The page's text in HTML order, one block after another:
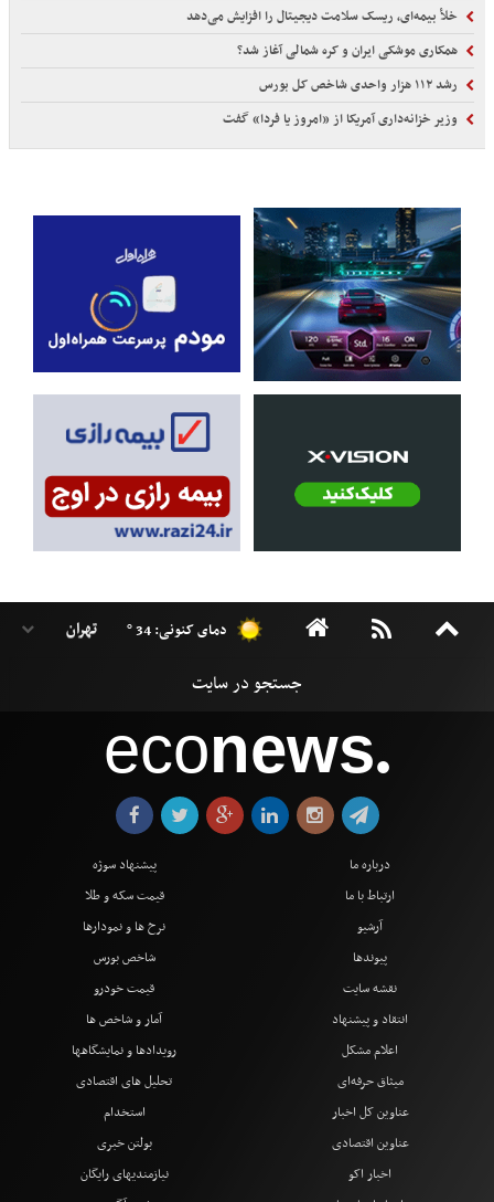
خلأ بیمه‌ای، ریسک سلامت دیجیتال را افزایش می‌دهد
همکاری موشکی ایران و کره شمالی آغاز شد؟
رشد ۱۱۲ هزار واحدی شاخص کل بورس
وزیر خزانه‌داری آمریکا از «امروز یا فردا» گفت
دمای کنونی: 34 °
econews●
درباره ما
ارتباط با ما
آرشیو
پیوندها
نقشه سایت
انتقاد و پیشنهاد
اعلام مشکل
میثاق حرفه‌ای
پیشنهاد سوژه
قیمت سکه و طلا
نرخ ها و نمودارها
شاخص بورس
قیمت خودرو
آمار و شاخص ها
رویدادها و نمایشگاهها
تحلیل های اقتصادی
عناوین کل اخبار
عناوین اقتصادی
اخبار اکو
استخدام
بولتن خبری
نیازمندیهای رایگان